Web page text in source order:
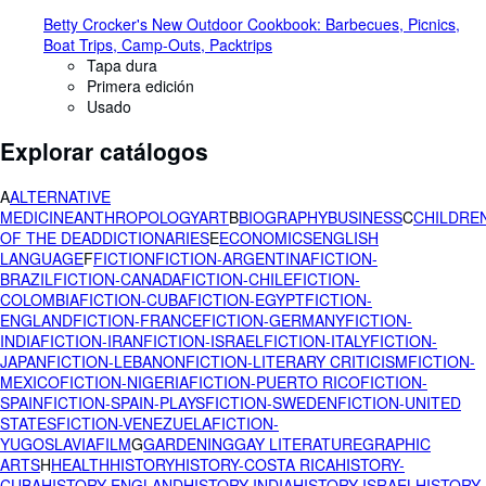
Betty Crocker's New Outdoor Cookbook: Barbecues, Picnics,
Boat Trips, Camp-Outs, Packtrips
Tapa dura
Primera edición
Usado
Explorar catálogos
AALTERNATIVE
MEDICINEANTHROPOLOGYARTBBIOGRAPHYBUSINESSC
OF THE DEADDICTIONARIESEECONOMICSENGLISH
LANGUAGEFFICTIONFICTION-ARGENTINAFICTION-
BRAZILFICTION-CANADAFICTION-CHILEFICTION-
COLOMBIAFICTION-CUBAFICTION-EGYPTFICTION-
ENGLANDFICTION-FRANCEFICTION-GERMANYFICTION-
INDIAFICTION-IRANFICTION-ISRAELFICTION-ITALYFICTION-
JAPANFICTION-LEBANONFICTION-LITERARY CRITICISMFICTION-
MEXICOFICTION-NIGERIAFICTION-PUERTO RICOFICTION-
SPAINFICTION-SPAIN-PLAYSFICTION-SWEDENFICTION-UNITED
STATESFICTION-VENEZUELAFICTION-
YUGOSLAVIAFILMGGARDENINGGAY LITERATUREGRAPHIC
ARTSHHEALTHHISTORYHISTORY-COSTA RICAHISTORY-